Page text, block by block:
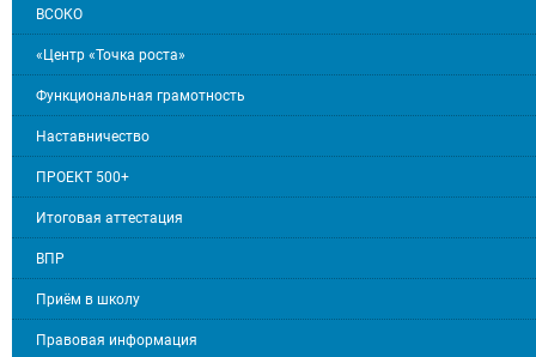
ВСОКО
«Центр «Точка роста»
Функциональная грамотность
Наставничество
ПРОЕКТ 500+
Итоговая аттестация
ВПР
Приём в школу
Правовая информация